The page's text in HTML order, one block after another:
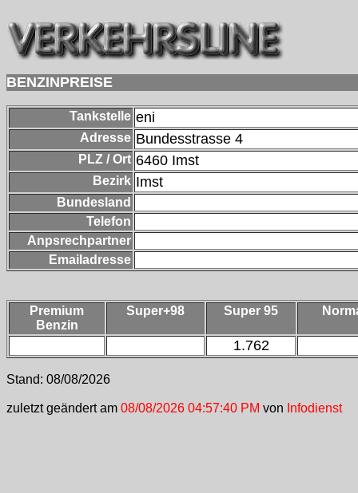
BENZINPREISE
Tankstelle eni
Adresse Bundesstrasse 4
PLZ / Ort 6460 Imst
Bezirk Imst
Bundesland
Telefon
Anpsrechpartner
Emailadresse
Premium
Benzin
Super+98 Super 95
1.762
Stand: 08/08/2026
zuletzt geändert am 08/08/2026 04:57:40 PM von Infodienst